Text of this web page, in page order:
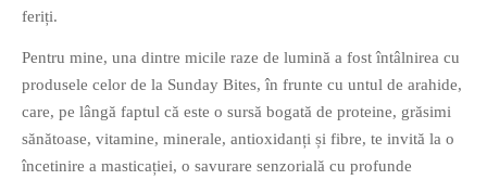
If you like movies, words and
mind games, then this is the
book for you. Take the
challenge of creating your
own acrostics and describing
feriți.
Pentru mine, una dintre micile raze de lumină a fost întâlnirea cu
produsele celor de la Sunday Bites, în frunte cu untul de arahide,
care, pe lângă faptul că este o sursă bogată de proteine, grăsimi
sănătoase, vitamine, minerale, antioxidanți și fibre, te invită la o
încetinire a masticației, o savurare senzorială cu profunde